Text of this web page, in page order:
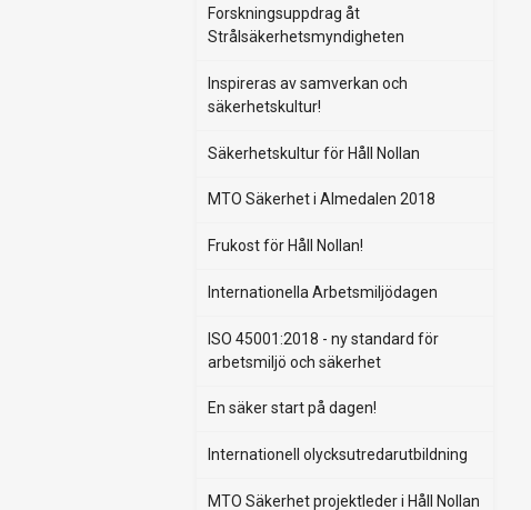
Forskningsuppdrag åt
Strålsäkerhetsmyndigheten
Inspireras av samverkan och
säkerhetskultur!
Säkerhetskultur för Håll Nollan
MTO Säkerhet i Almedalen 2018
Frukost för Håll Nollan!
Internationella Arbetsmiljödagen
ISO 45001:2018 - ny standard för
arbetsmiljö och säkerhet
En säker start på dagen!
Internationell olycksutredarutbildning
MTO Säkerhet projektleder i Håll Nollan